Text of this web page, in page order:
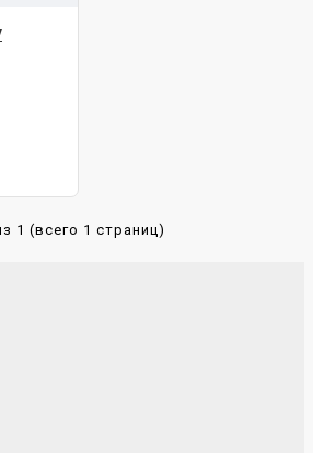
1 (всего 1 страниц)